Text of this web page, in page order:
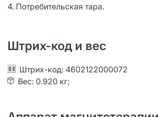
4. Потребительская тара.
Штрих-код и вес
Штрих-код: 4602122000072
Вес: 0.920 кг;